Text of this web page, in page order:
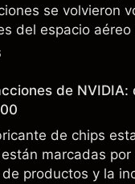
se volvieron
del espacio
pasado no es
de
de chips
marcadas por
productos y la